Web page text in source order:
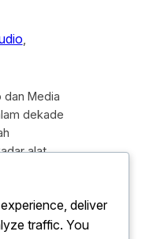
dan Media
dekade
alat
hiburan
antara
deliver
traffic. You